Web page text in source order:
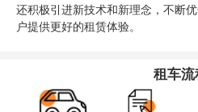
还积极引进新技术和新理念，不断
户提供更好的租赁体验。
租车流